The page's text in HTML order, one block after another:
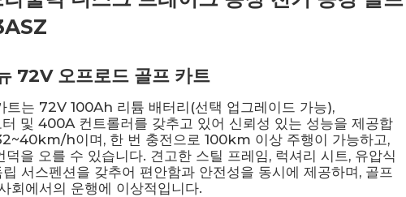
72V 오프로드 골프 카트
트는 72V 100Ah 리튬 배터리(선택 업그레이드 가능),
및 400A 컨트롤러를 갖추고 있어 신뢰성 있는 성능을 제공합
h이며, 한 번 충전으로 100km 이상 주행이 가능하고,
을 오를 수 있습니다. 견고한 스틸 프레임, 럭셔리 시트, 유압식
서스펜션을 갖추어 편안함과 안전성을 동시에 제공하며, 골프
회에서의 운행에 이상적입니다.